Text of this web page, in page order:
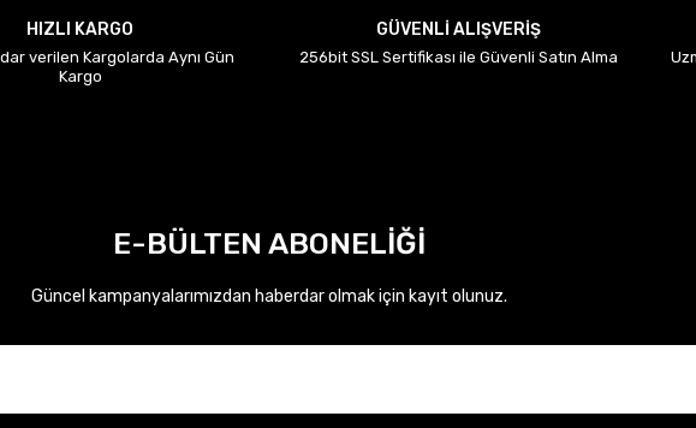
HIZLI KARGO
verilen Kargolarda Aynı Gün
Kargo
GÜVENLİ ALIŞVERİŞ
256bit SSL Sertifikası ile Güvenli Satın Alma
E-BÜLTEN ABONELİĞİ
Güncel kampanyalarımızdan haberdar olmak için kayıt olunuz.